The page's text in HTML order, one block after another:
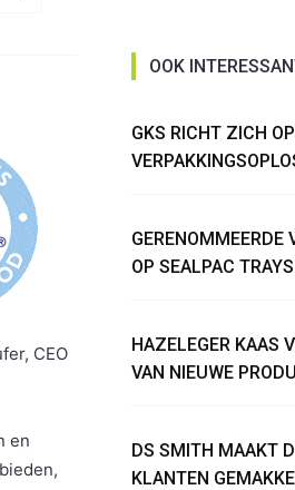
CEO
en
OOK
GKS RICHT ZICH
GERENOMMEERDE
OP SEALPAC
HAZELEGER KAAS
VAN NIEUWE
DS SMITH MAAKT
KLANTEN